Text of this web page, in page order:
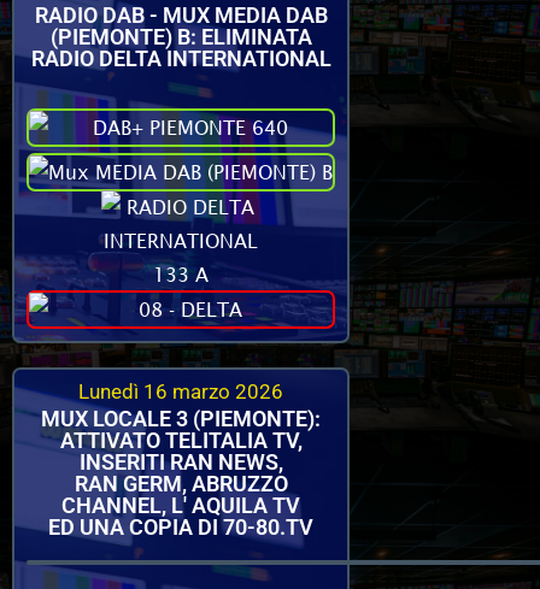
RADIO DAB - MUX MEDIA DAB
(PIEMONTE) B: ELIMINATA
RADIO DELTA INTERNATIONAL
Lunedì 16 marzo 2026
MUX LOCALE 3 (PIEMONTE):
ATTIVATO TELITALIA TV,
INSERITI RAN NEWS,
RAN GERM, ABRUZZO
CHANNEL, L' AQUILA TV
ED UNA COPIA DI 70-80.TV